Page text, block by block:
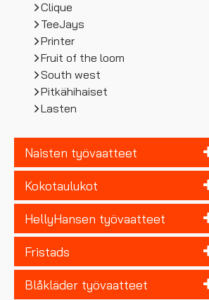
Clique
TeeJays
Printer
Fruit of the loom
South west
Pitkähihaiset
Lasten
Naisten työvaatteet
Kokotaulukot
HellyHansen työvaatteet
Fristads
Blåkläder työvaatteet